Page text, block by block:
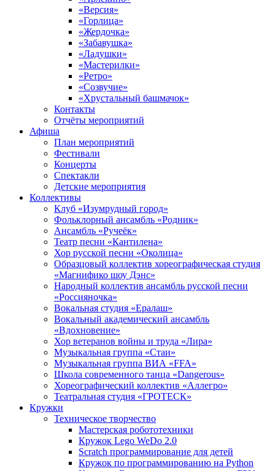
«Версия»
«Горлица»
«Жердочка»
«Забавушка»
«Ладушки»
«Мастерилки»
«Ретро»
«Созвучие»
«Хрустальный башмачок»
Контакты
Отчёты мероприятий
Афиша
План мероприятий
Фестивали
Концерты
Спектакли
Детские мероприятия
Коллективы
Клуб «Изумрудный город»
Фольклорный ансамбль «Родник»
Ансамбль «Ручеёк»
Театр песни «Кантилена»
Хор русской песни «Околица»
Образцовый коллектив хореографическая студия
«Магнифико шоу Дэнс»
Народный коллектив ансамбль русской песни
«Россияночка»
Вокальная студия «Ералаш»
Вокальный академический ансамбль
«Вдохновение»
Хор ветеранов войны и труда «Лира»
Музыкальная группа «Стаи»
Музыкальная группа ВИА «FFA»
Школа современного танца «Dangerous»
Хореографический коллектив «Аллегро»
Театральная студия «ГРОТЕСК»
Кружки
Техническое творчество
Мастерская робототехники
Кружок Lego WeDo 2.0
Scratch программирование для детей
Кружок по программированию на Python